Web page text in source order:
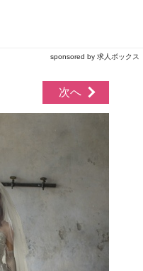
sponsored by 求人ボックス
次へ